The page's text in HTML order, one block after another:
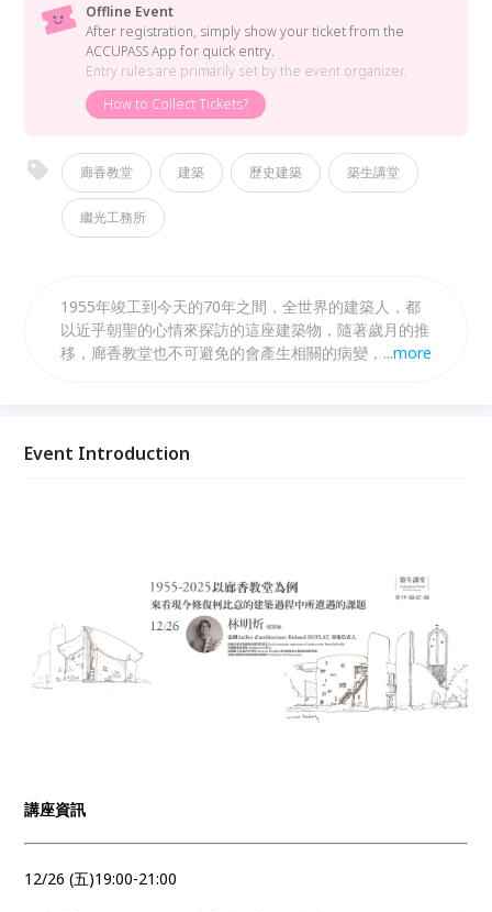
Offline Event
After registration, simply show your ticket from the
ACCUPASS App for quick entry.
Entry rules are primarily set by the event organizer.
How to Collect Tickets?
廊香教堂 建築 歷史建築 築生講堂
繼光工務所
1955年竣工到今天的70年之間，全世界的建築人，都
以近乎朝聖的心情來探訪的這座建築物，隨著歲月的推
移，廊香教堂也不可避免的會產生相關的病變，需要專
實際操作方法，運用在這座現代主義的重要作品之上。
...more
Event Introduction
講座資訊
12/26 (五)19:00-21:00